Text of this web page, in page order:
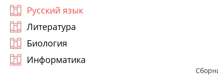
Русский язык
Литература
Биология
Информатика